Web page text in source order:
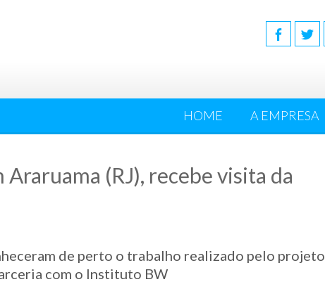
HOME A EMPRESA
Araruama (RJ), recebe visita da
de perto o trabalho realizado pelo projeto
com o Instituto BW